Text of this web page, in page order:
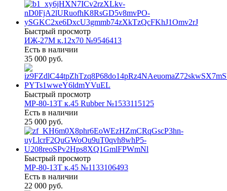
Быстрый просмотр
ИЖ-27М к.12х70 №9546413
Есть в наличии
35 000 руб.
Быстрый просмотр
МР-80-13Т к.45 Rubber №1533115125
Есть в наличии
25 000 руб.
Быстрый просмотр
МР-80-13Т к.45 №1133106493
Есть в наличии
22 000 руб.